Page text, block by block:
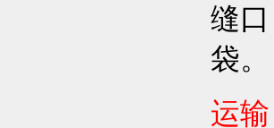
缝
袋。
运输